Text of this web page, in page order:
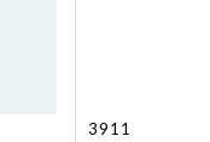
3911